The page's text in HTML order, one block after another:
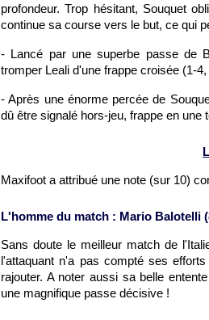
profondeur. Trop hésitant, Souquet
continue sa course vers le but, ce qui
- Lancé par une superbe passe de
tromper Leali d'une frappe croisée (1-4,
- Après une énorme percée de
dû être signalé hors-jeu, frappe en une
Maxifoot a attribué une note (sur 10)
L'homme du match : Mario Balotelli
Sans doute le meilleur match de
l'attaquant n'a pas compté ses
rajouter. A noter aussi sa belle
une magnifique passe décisive !